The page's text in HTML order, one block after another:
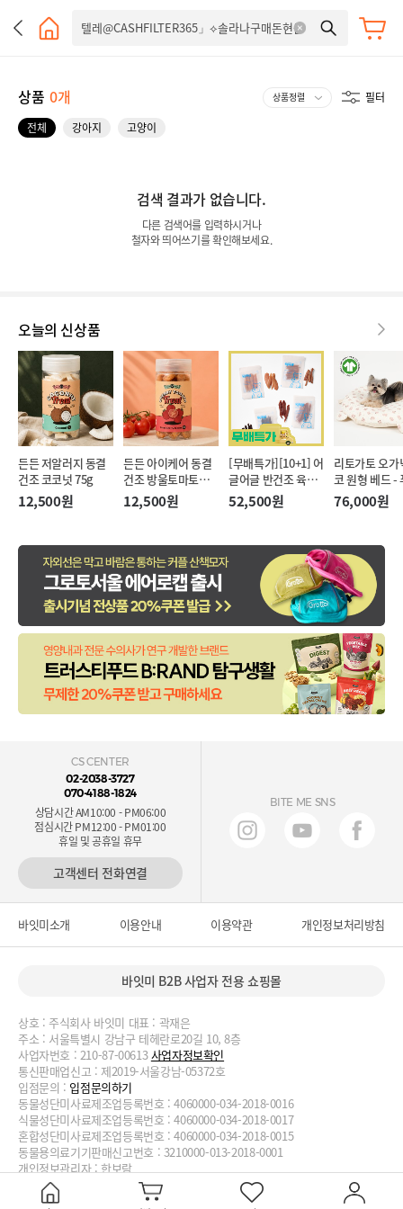
상품 0개
필터
전체
강아지 고양이
검색 결과가 없습니다.
다른 검색어를 입력하시거나
철자와 띄어쓰기를 확인해보세요.
오늘의 신상품
든든 저알러지 동결
건조 코코넛 75g
12,500원
든든 아이케어 동결
건조 방울토마토
20g
12,500원
[무배특가][10+1] 어
글어글 반건조 육포
50g 4종 대용량
52,500원
리토가토 오가
코 원형 베드 -
76,000원
CS CENTER
02-2038-3727
070-4188-1824
상담시간 AM10:00 - PM06:00
점심시간 PM12:00 - PM01:00
휴일 및 공휴일 휴무
고객센터 전화연결
BITE ME SNS
바잇미소개 이용안내 이용약관 개인정보처리방침
바잇미 B2B 사업자 전용 쇼핑몰
상호 : 주식회사 바잇미 대표 : 곽재은
주소 : 서울특별시 강남구 테헤란로20길 10, 8층
사업자번호 : 210-87-00613사업자정보확인
통신판매업신고 : 제2019-서울강남-05372호
입점문의 : 입점문의하기
동물성단미사료제조업등록번호 : 4060000-034-2018-0016
식물성단미사료제조업등록번호 : 4060000-034-2018-0017
혼합성단미사료제조업등록번호 : 4060000-034-2018-0015
동물용의료기기판매신고번호 : 3210000-013-2018-0001
개인정보관리자 : 한보람
대표번호 : 02-2038-3727, 070-4188-1824 이메일 :biteme@biteme.co.kr
copyrightⓒ2020 biteme.co.kr. All Rights Reserved.